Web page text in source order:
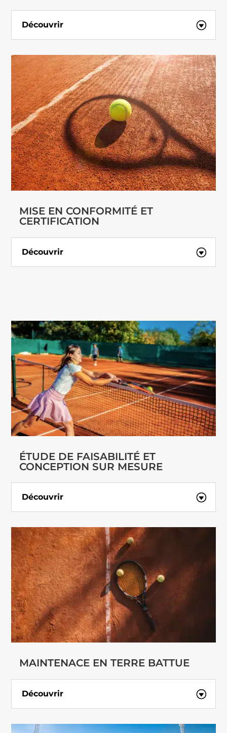
Découvrir
MISE EN CONFORMITÉ ET
CERTIFICATION
Découvrir
ÉTUDE DE FAISABILITÉ ET
CONCEPTION SUR MESURE
Découvrir
MAINTENACE EN TERRE BATTUE
Découvrir